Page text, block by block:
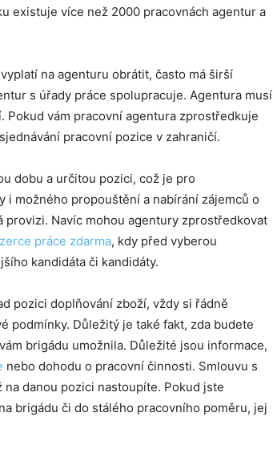
existuje více než 2000 pracovnách agentur a
na agenturu obrátit, často má širší
s úřady práce spolupracuje. Agentura musí
vám pracovní agentura zprostředkuje
pracovní pozice v zahraničí.
dobu a určitou pozici, což je pro
i možného propouštění a nabírání zájemců o
provizi. Navíc mohou agentury zprostředkovat
práce zdarma, kdy před vyberou
kandidáta či kandidáty.
pozici doplňování zboží, vždy si řádně
podmínky. Důležitý je také fakt, zda budete
brigádu umožnila. Důležité jsou informace,
nebo dohodu o pracovní činnosti. Smlouvu s
danou pozici nastoupíte. Pokud jste
brigádu či do stálého pracovního poměru, jej